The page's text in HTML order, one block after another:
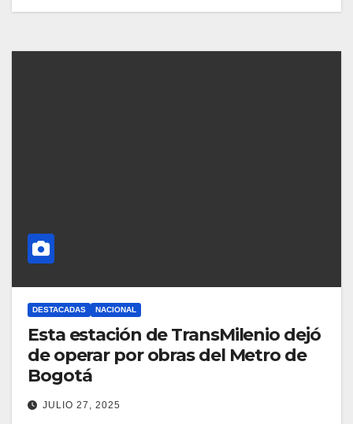
DESTACADAS NACIONAL
Esta estación de TransMilenio dejó
de operar por obras del Metro de
Bogotá
JULIO 27, 2025